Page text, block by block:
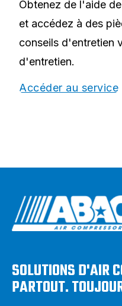
Obtenez de l'aide
et accédez à des
conseils d'entretien
d'entretien.
Accéder au service
SOLUTIONS D'AIR
PARTOUT.